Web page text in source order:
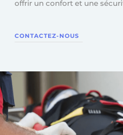
offrir un confort et une
CONTACTEZ-NOUS